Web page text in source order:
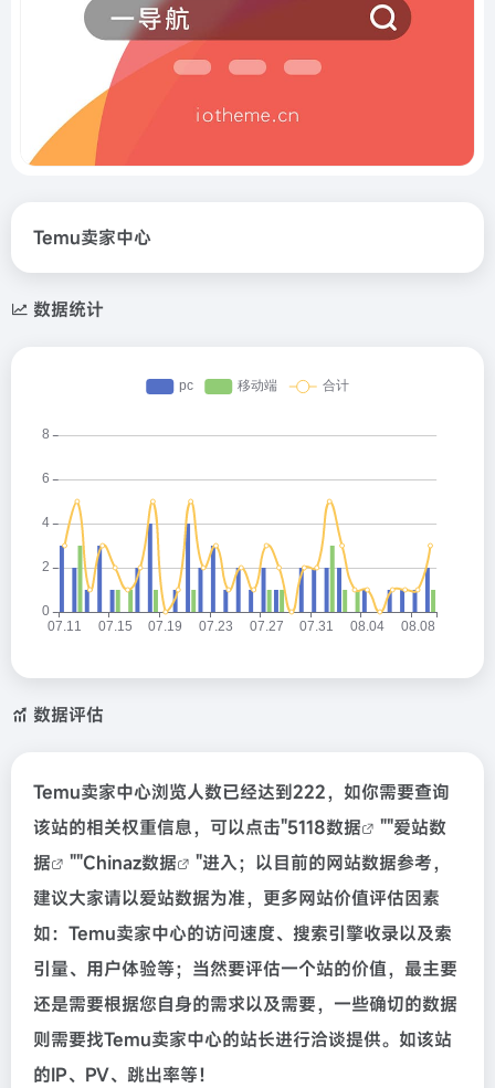
Temu卖家中心
数据统计
数据评估
Temu卖家中心浏览人数已经达到222，如你需要查询
该站的相关权重信息，可以点击"5118数据 ""爱站数
据
""Chinaz数据
"进入；以目前的网站数据参考，
建议大家请以爱站数据为准，更多网站价值评估因素
如：Temu卖家中心的访问速度、搜索引擎收录以及索
引量、用户体验等；当然要评估一个站的价值，最主要
还是需要根据您自身的需求以及需要，一些确切的数据
则需要找Temu卖家中心的站长进行洽谈提供。如该站
的IP、PV、跳出率等！